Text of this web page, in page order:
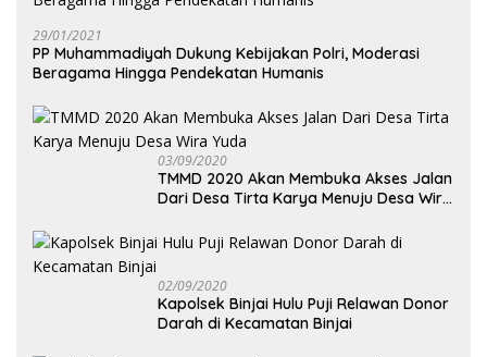
29/01/2021
PP Muhammadiyah Dukung Kebijakan Polri, Moderasi
Beragama Hingga Pendekatan Humanis
03/09/2020
TMMD 2020 Akan Membuka Akses Jalan
Dari Desa Tirta Karya Menuju Desa Wira
02/09/2020
Kapolsek Binjai Hulu Puji Relawan Donor
Darah di Kecamatan Binjai